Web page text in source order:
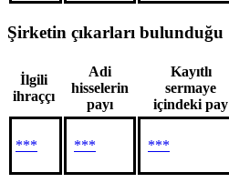
Şirketin çıkarları bulunduğu
İlgili
ihraççı
Adi
hisselerin
payı
Kayıtlı
sermaye
içindeki pay
*** *** ***